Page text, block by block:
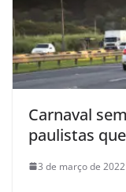
Carnaval
paulistas
3 de março de 2022